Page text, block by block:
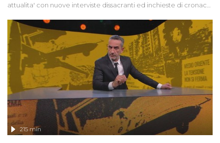
attualita' con nuove interviste dissacranti ed inchieste di cronaca
215 min